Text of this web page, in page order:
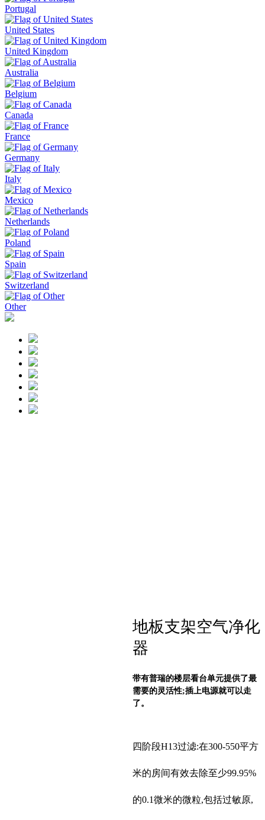
Portugal
United States
United Kingdom
Australia
Belgium
Canada
France
Germany
Italy
Mexico
Netherlands
Poland
Spain
Switzerland
Other
地板支架空气净化
器
带有普瑞的楼层看台单元提供了最
需要的灵活性;插上电源就可以走
了。
四阶段H13过滤:在300-550平方
米的房间有效去除至少99.95%
的0.1微米的微粒,包括过敏原,